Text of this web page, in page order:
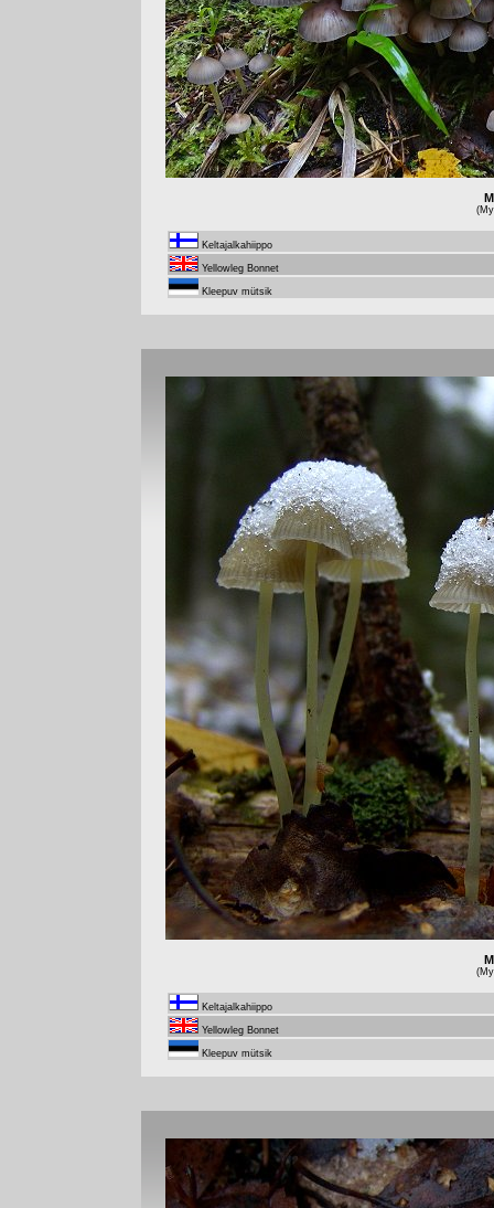
Keltajalkahiippo
Yellowleg Bonnet
Kleepuv mütsik
Keltajalkahiippo
Yellowleg Bonnet
Kleepuv mütsik